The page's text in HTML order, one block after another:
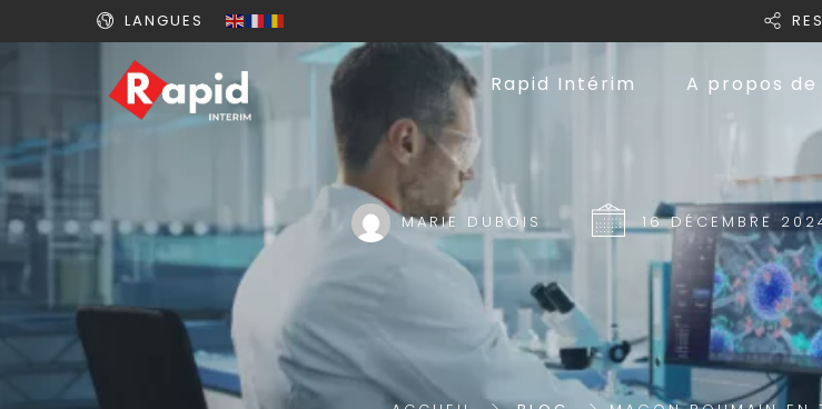
LANGUES
Rapid Intérim A propos de
MARIE DUBOIS 16 DÉCEMBRE